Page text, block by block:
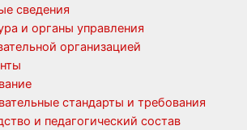
сведения
и органы управления
организацией
стандарты и требования
и педагогический состав